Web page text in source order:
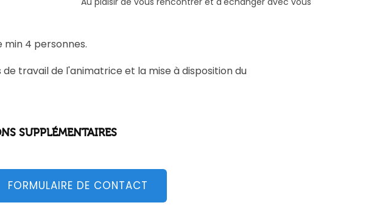
min 4 personnes.
travail de l'animatrice et la mise à disposition du
SUPPLÉMENTAIRES
FORMULAIRE DE CONTACT